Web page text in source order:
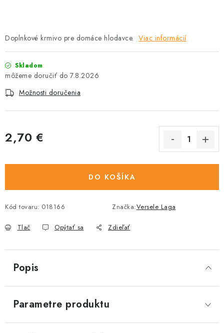
GELOREN KĽBOVÁ VÝŽIVA
Bonusový program
Doplnkové krmivo pre domáce hlodavce. Viac informácií
Skladom
7.8.2026
Možnosti doručenia
2,70 €
DO KOŠÍKA
Kód tovaru: 018166 Značka:Versele Laga
Tlač Opýtať sa Zdieľať
Popis
Parametre produktu